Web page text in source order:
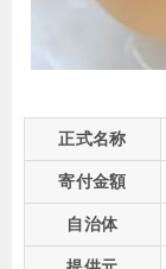
正式名称
寄付金額
自治体